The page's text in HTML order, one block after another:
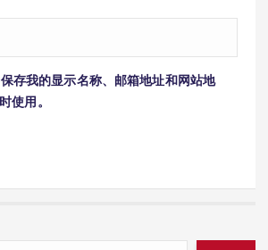
存我的显示名称、邮箱地址和网站地
使用。